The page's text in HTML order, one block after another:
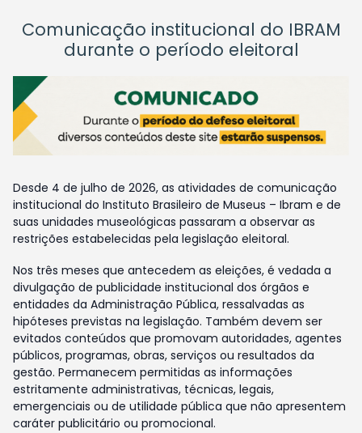
Comunicação institucional do IBRAM
durante o período eleitoral
Desde 4 de julho de 2026, as atividades de comunicação
institucional do Instituto Brasileiro de Museus – Ibram e de
suas unidades museológicas passaram a observar as
restrições estabelecidas pela legislação eleitoral.
Nos três meses que antecedem as eleições, é vedada a
divulgação de publicidade institucional dos órgãos e
entidades da Administração Pública, ressalvadas as
hipóteses previstas na legislação. Também devem ser
evitados conteúdos que promovam autoridades, agentes
públicos, programas, obras, serviços ou resultados da
gestão. Permanecem permitidas as informações
estritamente administrativas, técnicas, legais,
emergenciais ou de utilidade pública que não apresentem
caráter publicitário ou promocional.